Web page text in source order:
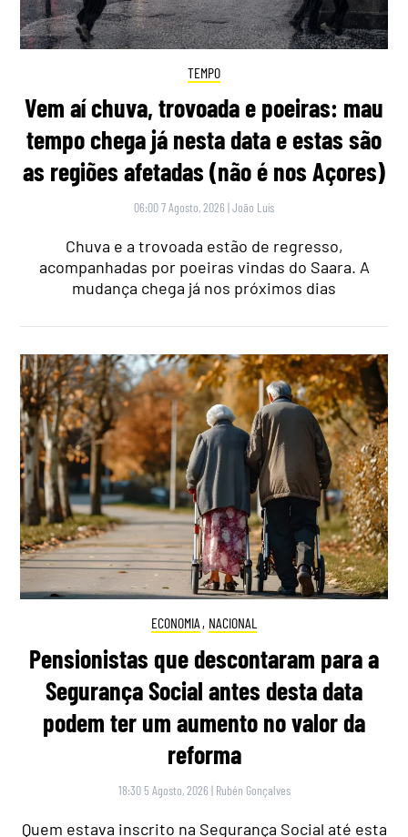
TEMPO
Vem aí chuva, trovoada e poeiras: mau
tempo chega já nesta data e estas são
as regiões afetadas (não é nos Açores)
06:00 7 Agosto, 2026 |João Luís
Chuva e a trovoada estão de regresso,
acompanhadas por poeiras vindas do Saara. A
mudança chega já nos próximos dias
ECONOMIA , NACIONAL
Pensionistas que descontaram para a
Segurança Social antes desta data
podem ter um aumento no valor da
reforma
18:30 5 Agosto, 2026 | Rubén Gonçalves
Quem estava inscrito na Segurança Social até esta